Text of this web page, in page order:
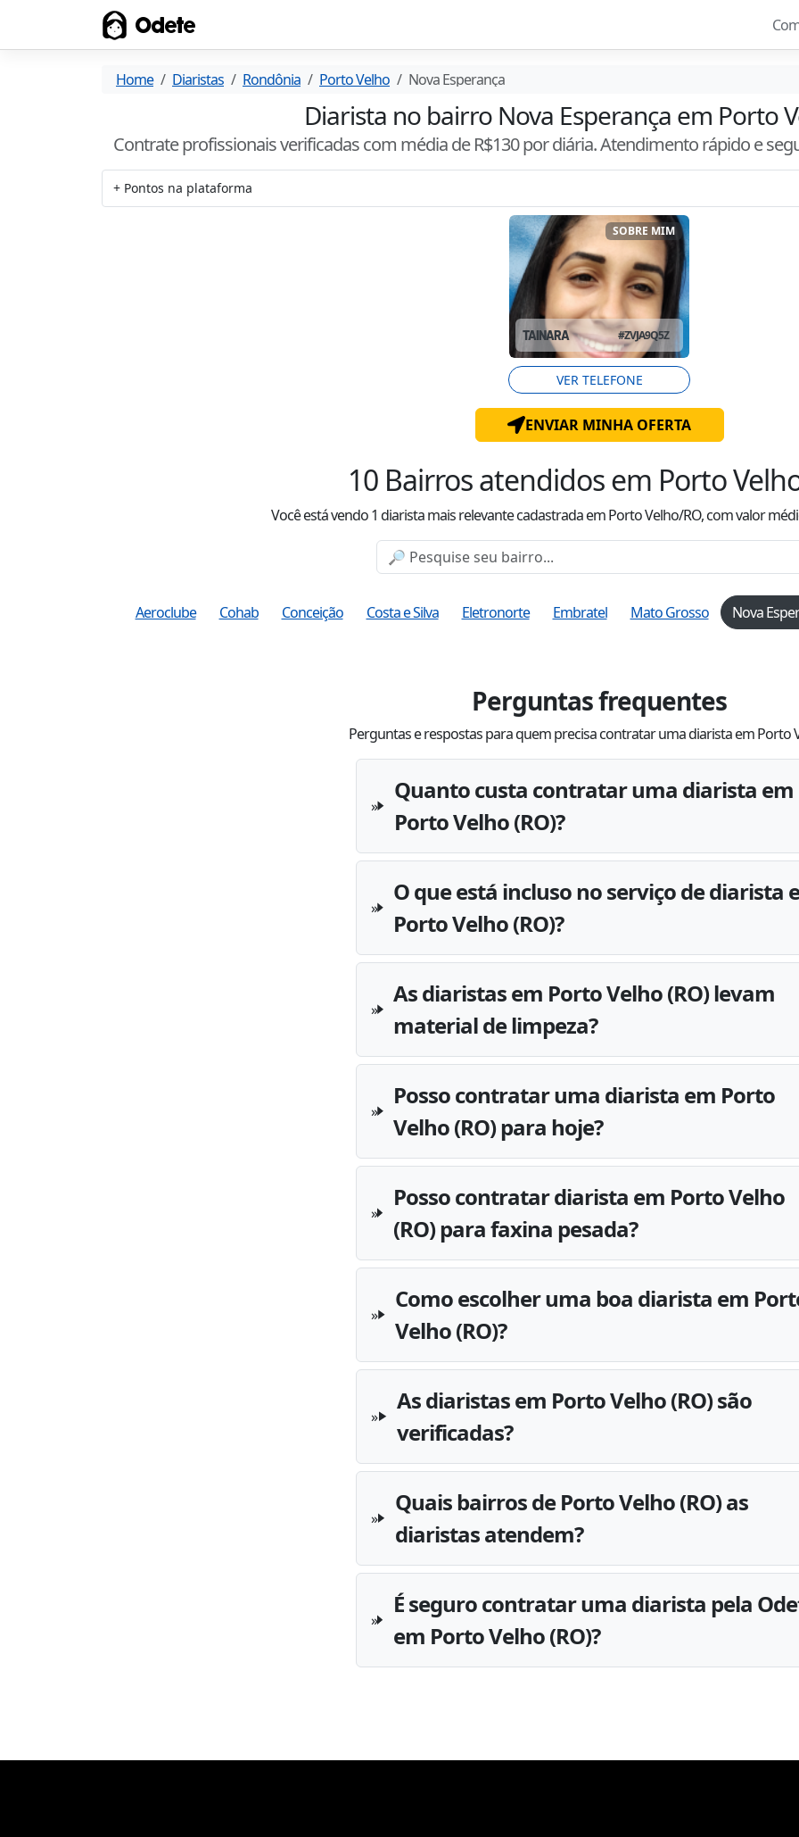
Odete
Home Diaristas Rondônia Porto Velho Nova Esperança
Diarista no bairro Nova Esperança em Porto
Contrate profissionais verificadas com média de R$130por diária. Atendimentorápido e
SOBRE MIM
TAINARA #ZVJA9Q5Z
VER TELEFONE
ENVIAR MINHA OFERTA
10 Bairros atendidosem Porto
Você está vendo1 diarista mais relevante cadastrada em Porto Velho/RO, com valor
Aeroclube Cohab Conceição Costa e Silva Eletronorte Embratel Mato Grosso Nova
Perguntas frequentes
Perguntas e respostas para quem precisa contratar uma diarista em Porto
Quanto custa contratar uma diarista em
Porto Velho (RO)?
O que está incluso no serviço de diarista
Porto Velho (RO)?
As diaristas em Porto Velho (RO) levam
material de limpeza?
Posso contratar uma diarista em Porto
Velho (RO) para hoje?
Posso contratar diarista em Porto Velho
(RO) para faxina pesada?
Como escolher uma boa diarista em
Velho (RO)?
As diaristas em Porto Velho (RO) são
verificadas?
Quais bairros de Porto Velho (RO) as
diaristas atendem?
É seguro contratar uma diarista pela
em Porto Velho (RO)?